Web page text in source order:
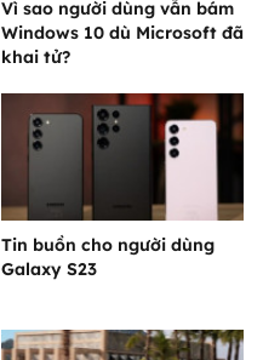
Vì sao người dùng vẫn bám
Windows 10 dù Microsoft đã
khai tử?
Tin buồn cho người dùng
Galaxy S23